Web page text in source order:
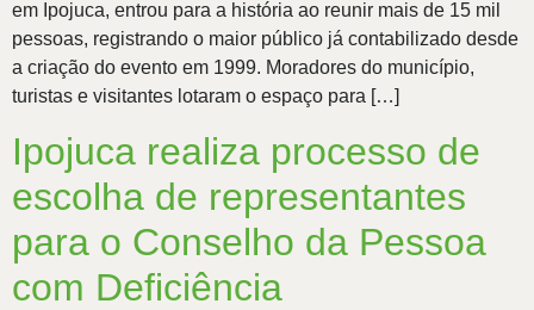
em Ipojuca, entrou para a história ao reunir mais de 15 mil
pessoas, registrando o maior público já contabilizado desde
a criação do evento em 1999. Moradores do município,
turistas e visitantes lotaram o espaço para […]
Ipojuca realiza processo de
escolha de representantes
para o Conselho da Pessoa
com Deficiência